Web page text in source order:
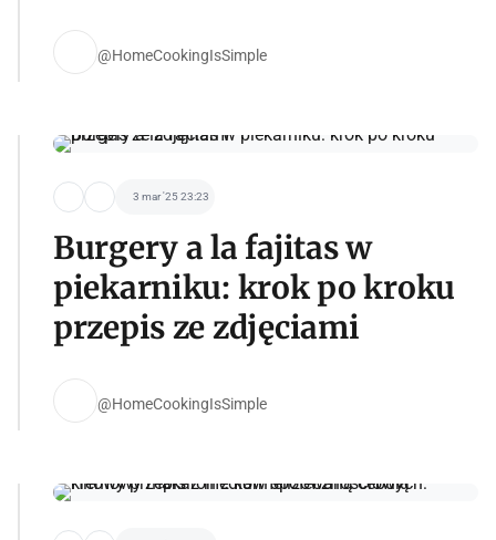
@HomeCookingIsSimple
3 mar '25 23:23
Burgery a la fajitas w
piekarniku: krok po kroku
przepis ze zdjęciami
@HomeCookingIsSimple